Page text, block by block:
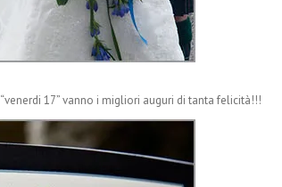
17” vanno i migliori auguri di tanta felicità!!!